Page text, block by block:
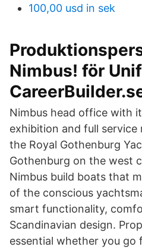
100,00 usd in sek
Nimbus! för
Nimbus head office with
exhibition and full service
the Royal Gothenburg
Gothenburg on the west
Nimbus build boats that
of the conscious
smart functionality,
Scandinavian design.
essential whether you go